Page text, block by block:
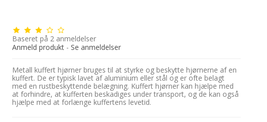
Baseret på 2anmeldelser
Anmeld produkt- Se anmeldelser
Metall kuffert hjørner bruges til at styrke og beskytte hjørnerne af en
kuffert. De er typisk lavet af aluminium eller stål og er ofte belagt
med en rustbeskyttende belægning. Kuffert hjørner kan hjælpe med
at forhindre, at kufferten beskadiges under transport, og de kan også
hjælpe med at forlænge kuffertens levetid.